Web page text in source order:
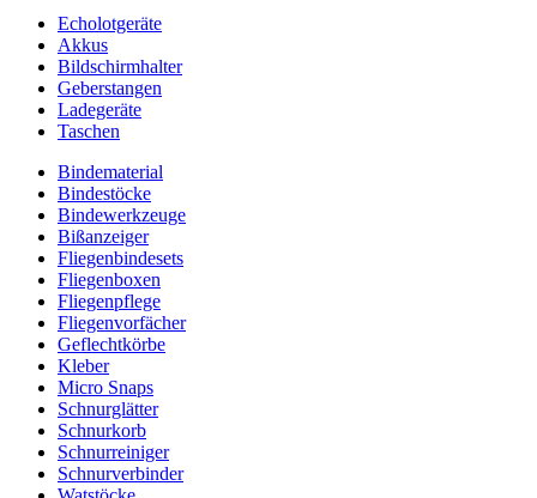
Echolotgeräte
Akkus
Bildschirmhalter
Geberstangen
Ladegeräte
Taschen
Bindematerial
Bindestöcke
Bindewerkzeuge
Bißanzeiger
Fliegenbindesets
Fliegenboxen
Fliegenpflege
Fliegenvorfächer
Geflechtkörbe
Kleber
Micro Snaps
Schnurglätter
Schnurkorb
Schnurreiniger
Schnurverbinder